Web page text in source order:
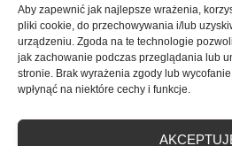
Aby zapewnić jak najlepsze wrażenia,
pliki cookie, do przechowywania i/lub
urządzeniu. Zgoda na te technologie
jak zachowanie podczas przeglądania lub
stronie. Brak wyrażenia zgody lub
wpłynąć na niektóre cechy i funkcje.